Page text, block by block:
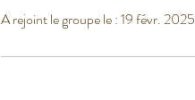
A rejoint le groupe le : 19 févr. 2025